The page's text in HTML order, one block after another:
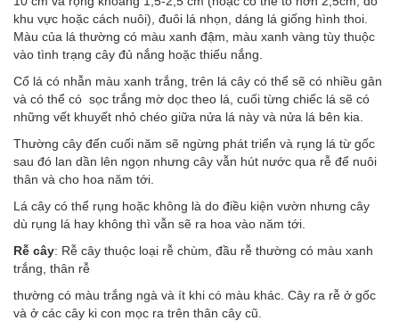
khu vực hoặc cách nuôi), đuôi lá nhọn, dáng lá giống hình thoi.
Màu của lá thường có màu xanh đậm, màu xanh vàng tùy thuộc
vào tình trạng cây đủ nắng hoặc thiếu nắng.
Cổ lá có nhẫn màu xanh trắng, trên lá cây có thể sẽ có nhiều gân
và có thể có sọc trắng mờ dọc theo lá, cuối từng chiếc lá sẽ có
những vết khuyết nhỏ chéo giữa nửa lá này và nửa lá bên kia.
Thường cây đến cuối năm sẽ ngừng phát triển và rụng lá từ gốc
sau đó lan dần lên ngọn nhưng cây vẫn hút nước qua rễ để nuôi
thân và cho hoa năm tới.
Lá cây có thể rụng hoặc không là do điều kiện vườn nhưng cây
dù rụng lá hay không thì vẫn sẽ ra hoa vào năm tới.
Rễ cây: Rễ cây thuộc loại rễ chùm, đầu rễ thường có màu xanh
trắng, thân rễ
thường có màu trắng ngà và ít khi có màu khác. Cây ra rễ ở gốc
và ở các cây ki con mọc ra trên thân cây cũ.